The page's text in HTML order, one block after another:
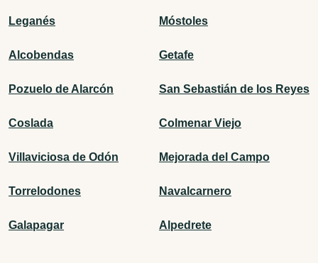
Leganés Móstoles
Alcobendas Getafe
Pozuelo de Alarcón San Sebastián de los Reyes
Coslada Colmenar Viejo
Villaviciosa de Odón Mejorada del Campo
Torrelodones Navalcarnero
Galapagar Alpedrete